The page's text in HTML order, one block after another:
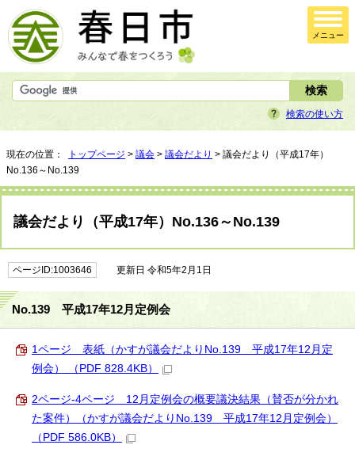
メニュー
検索の使い方
現在の位置： トップページ > 議会 > 議会だより > 議会だより（平成17年）
No.136～No.139
議会だより（平成17年）No.136～No.139
ページID:1003646 更新日 令和5年2月1日
No.139 平成17年12月定例会
1ページ 表紙（かすが議会だよりNo.139 平成17年12月定
例会） （PDF 828.4KB）
2ページ-4ページ 12月定例会の概要議決結果（賛否が分かれ
た案件）（かすが議会だよりNo.139 平成17年12月定例会）
（PDF 586.0KB）